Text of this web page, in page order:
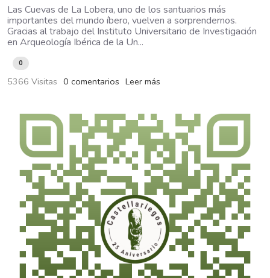
Las Cuevas de La Lobera, uno de los santuarios más
importantes del mundo íbero, vuelven a sorprendernos.
Gracias al trabajo del Instituto Universitario de Investigación
en Arqueología Ibérica de la Un...
0
5366 Visitas 0 comentarios Leer más